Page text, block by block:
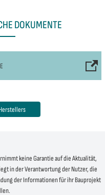
DOKUMENTE
keine Garantie auf die Aktualität,
in der Verantwortung der Nutzer, die
der Informationen für ihr Bauprojekt